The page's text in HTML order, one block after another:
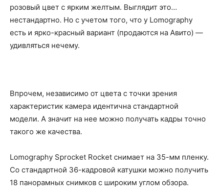
розовый цвет с ярким желтым. Выглядит это…
нестандартно. Но c учетом того, что у Lomography
есть и ярко-красный вариант (продаются на Авито) —
удивляться нечему.
Впрочем, независимо от цвета с точки зрения
характеристик камера идентична стандартной
модели. А значит на нее можно получать кадры точно
такого же качества.
Lomography Sprocket Rocket снимает на 35-мм пленку.
Со стандартной 36-кадровой катушки можно получить
18 панорамных снимков с широким углом обзора.